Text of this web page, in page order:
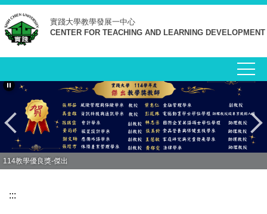
跳
到
主
要
容
實踐大學教學發展一中心
CENTER FOR TEACHING AND LEARNING DEVELOPMENT
114教學優良獎-傑出
:::